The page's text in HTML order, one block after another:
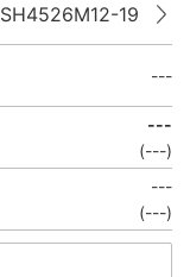
19
---
---
(---)
---
(---)